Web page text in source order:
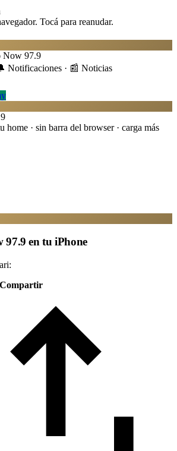
Tocá para reanudar.
Now 97.9
Notificaciones · 📰 Noticias
home · sin barra del browser · carga más
97.9 en tu iPhone
Compartir